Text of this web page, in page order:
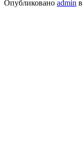
Опубликовано admin в